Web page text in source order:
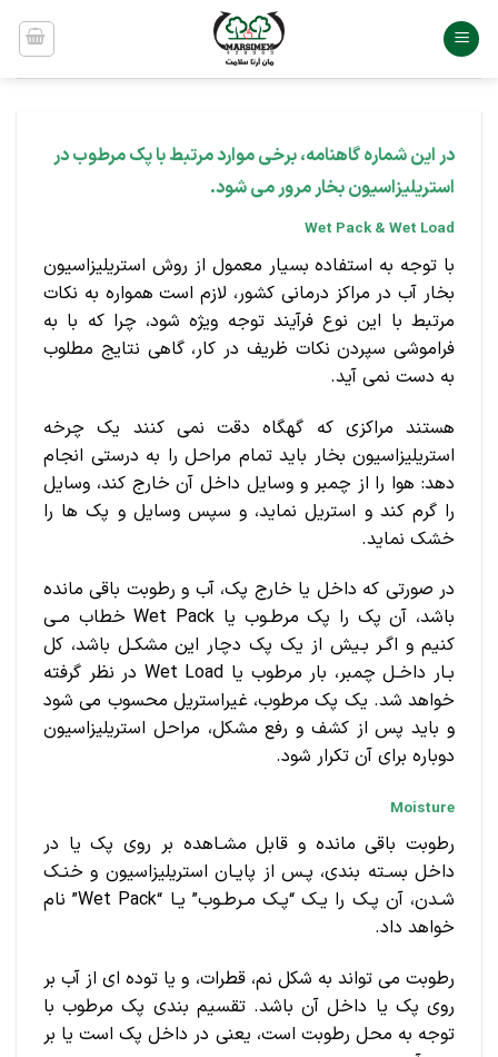
در این شماره گاهنامه، برخی موارد مرتبط با پک مرطوب در
استریلیزاسیون بخار مرور می شود.
Wet Pack & Wet Load
با توجه به استفاده بسیار معمول از روش استریلیزاسیون
بخار آب در مراکز درمانی کشور، لازم است همواره به نکات
مرتبط با این نوع فرآیند توجه ویژه شود، چرا که با به
فراموشی سپردن نکات ظریف در کار، گاهی نتایج مطلوب
به دست نمی آید.
هستند مراکزی که گهگاه دقت نمی کنند یک چرخه
استریلیزاسیون بخار باید تمام مراحل را به درستی انجام
دهد: هوا را از چمبر و وسایل داخل آن خارج کند، وسایل
را گرم کند و استریل نماید، و سپس وسایل و پک ها را
خشک نماید.
در صورتی که داخل یا خارج پک، آب و رطوبت باقی مانده
باشد، آن پک را پک مرطـوب یا Wet Pack خطاب مـی
کنیم و اگـر بـیش از یک پک دچار این مشکـل باشد، کل
بـار داخـل چمبر، بار مرطوب یا Wet Load در نظر گرفته
خواهد شد. یک پک مرطوب، غیراستریل محسوب می شود
و باید پس از کشف و رفع مشکل، مراحل استریلیزاسیون
دوباره برای آن تکرار شود.
Moisture
رطوبت باقی مانده و قابل مشـاهده بر روی پک یا در
داخل بسـته بندی، پـس از پایـان استریلیزاسیون و خنـک
شـدن، آن پـک را یـک “پـک مـرطـوب” یـا “Wet Pack” نام
خواهد داد.
رطوبت می تواند به شکل نم، قطرات، و یا توده ای از آب بر
روی پک یا داخل آن باشد. تقسیم بندی پک مرطوب با
توجه به محل رطوبت است، یعنی در داخل پک است یا بر